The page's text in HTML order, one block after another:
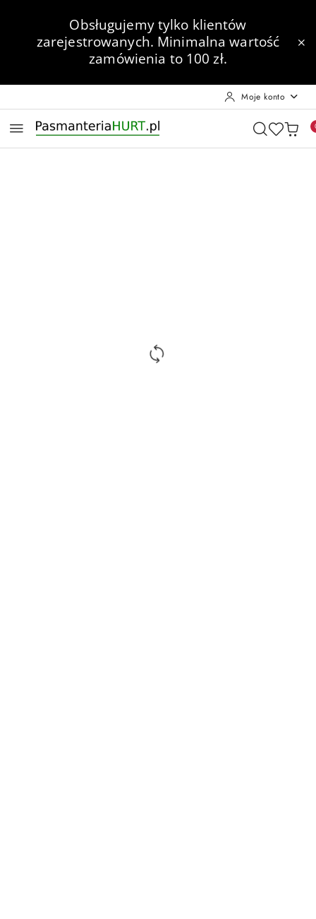
Przejdź do treści głównej
Przejdź do wyszukiwarki
Przejdź do moje konto
Przejdź do menu głównego
Przejdź do opisu produktu
Przejdź do stopki
Obsługujemy tylko klientów
zarejestrowanych. Minimalna wartość
zamówienia to 100 zł.
Moje konto